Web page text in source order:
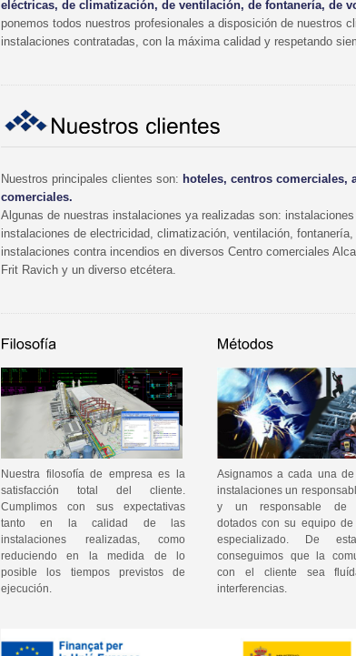
eléctricas, de climatización, de ventilación, de fontanería, de
ponemos todos nuestros profesionales a disposición de nuestros
instalaciones contratadas, con la máxima calidad y respetando
Nuestros principales clientes son: hoteles, centros comerciales,
comerciales.
Algunas de nuestras instalaciones ya realizadas son:
instalaciones de electricidad, climatización, ventilación,
instalaciones contra incendios en diversos Centro comerciales
Frit Ravich y un diverso etcétera.
Nuestra filosofía de empresa es la
satisfacción total del cliente.
Cumplimos con sus expectativas
tanto en la calidad de las
instalaciones realizadas, como
reduciendo en la medida de lo
posible los tiempos previstos de
ejecución.
Asignamos a cada una de
instalaciones un
y un responsable de
dotados con su equipo de
especializado. De
conseguimos que la
con el cliente sea
interferencias.